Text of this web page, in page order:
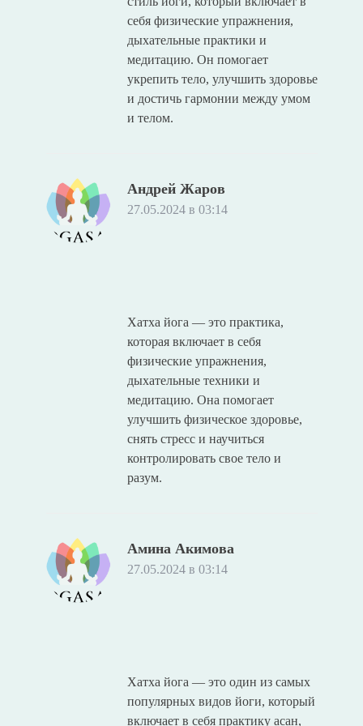
себя физические упражнения,
дыхательные практики и
медитацию. Он помогает
укрепить тело, улучшить здоровье
и достичь гармонии между умом
и телом.
Андрей Жаров
27.05.2024 в 03:14
Хатха йога — это практика,
которая включает в себя
физические упражнения,
дыхательные техники и
медитацию. Она помогает
улучшить физическое здоровье,
снять стресс и научиться
контролировать свое тело и
разум.
Амина Акимова
27.05.2024 в 03:14
Хатха йога — это один из самых
популярных видов йоги, который
включает в себя практику асан,